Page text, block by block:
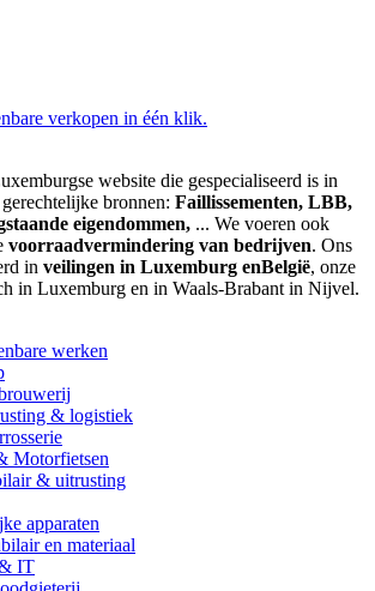
website die gespecialiseerd is in
bronnen: Faillissementen, LBB,
eigendommen, ... We voeren ook
voorraadvermindering van bedrijven. Ons
in veilingen in Luxemburg enBelgië, onze
in Luxemburg en in Waals-Brabant in Nijvel.
werken
& logistiek
Motorfietsen
& uitrusting
apparaten
en materiaal
IT